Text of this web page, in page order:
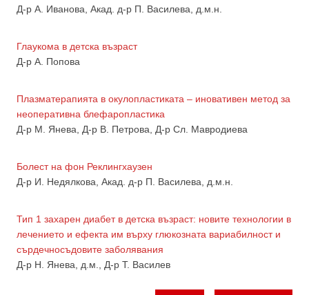
Д-р А. Иванова, Акад. д-р П. Василева, д.м.н.
Глаукома в детска възраст
Д-р А. Попова
Плазматерапията в окулопластиката – иновативен метод за
неоперативна блефаропластика
Д-р М. Янева, Д-р В. Петрова, Д-р Сл. Мавродиева
Болест на фон Реклингхаузен
Д-р И. Недялкова, Акад. д-р П. Василева, д.м.н.
Тип 1 захарен диабет в детска възраст: новите технологии в
лечението и ефекта им върху глюкозната вариабилност и
сърдечносъдовите заболявания
Д-р Н. Янева, д.м., Д-р Т. Василев